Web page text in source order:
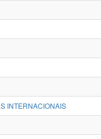
INTERNACIONAIS